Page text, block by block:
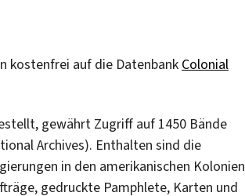
kostenfrei auf die Datenbank Colonial
gewährt Zugriff auf 1450 Bände
Archives). Enthalten sind die
in den amerikanischen Kolonien
gedruckte Pamphlete, Karten und